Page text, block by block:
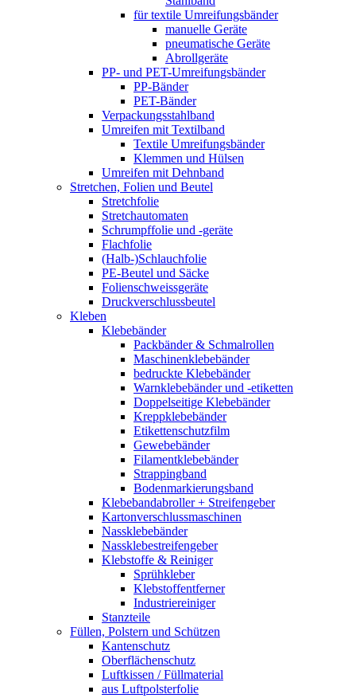
für textile Umreifungsbänder
manuelle Geräte
pneumatische Geräte
Abrollgeräte
PP- und PET-Umreifungsbänder
PP-Bänder
PET-Bänder
Verpackungsstahlband
Umreifen mit Textilband
Textile Umreifungsbänder
Klemmen und Hülsen
Umreifen mit Dehnband
Stretchen, Folien und Beutel
Stretchfolie
Stretchautomaten
Schrumpffolie und -geräte
Flachfolie
(Halb-)Schlauchfolie
PE-Beutel und Säcke
Folienschweissgeräte
Druckverschlussbeutel
Kleben
Klebebänder
Packbänder & Schmalrollen
Maschinenklebebänder
bedruckte Klebebänder
Warnklebebänder und -etiketten
Doppelseitige Klebebänder
Kreppklebebänder
Etikettenschutzfilm
Gewebebänder
Filamentklebebänder
Strappingband
Bodenmarkierungsband
Klebebandabroller + Streifengeber
Kartonverschlussmaschinen
Nassklebebänder
Nassklebestreifengeber
Klebstoffe & Reiniger
Sprühkleber
Klebstoffentferner
Industriereiniger
Stanzteile
Füllen, Polstern und Schützen
Kantenschutz
Oberflächenschutz
Luftkissen / Füllmaterial
aus Luftpolsterfolie